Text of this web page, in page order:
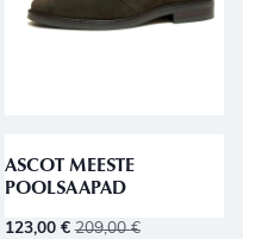
ASCOT MEESTE
POOLSAAPAD
123,00 € 209,00€